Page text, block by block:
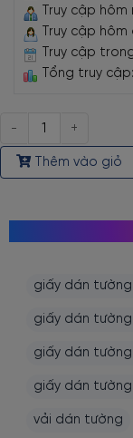
Truy cập hôm
Truy cập hôm
Truy cập
Tổng truy
Số
lượng
Thêm vào giỏ
giấy dán
giấy dán
giấy dán
giấy dán
vải dán tường